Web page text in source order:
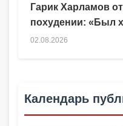
Гарик Харламов
похудении: «Был
02.08.2026
Календарь